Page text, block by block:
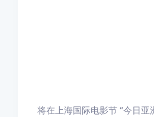
将在上海国际电影节 “今日